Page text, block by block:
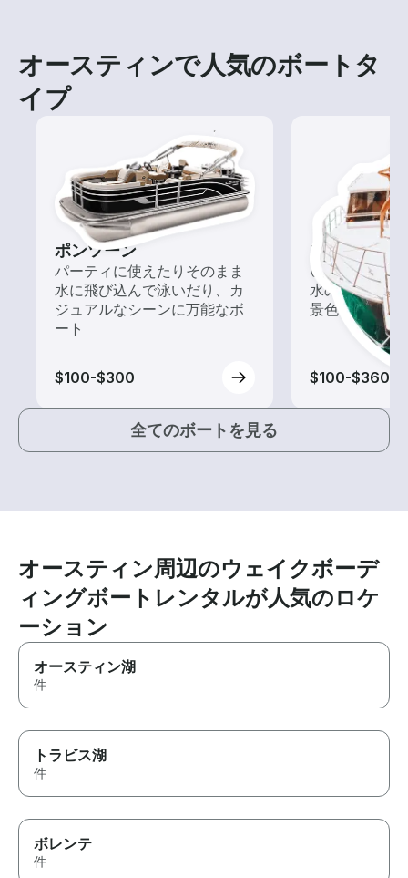
オースティンで人気のボートタ
イプ
ポンツーン
パーティに使えたりそのまま
水に飛び込んで泳いだり、カ
ジュアルなシーンに万能なボ
ート
$100-$300
ツアー
いろんな再発
水の上から眺
景色を楽しも
$100-$360
全てのボートを見る
オースティン周辺のウェイクボーデ
ィングボートレンタルが人気のロケ
ーション
オースティン湖
件
トラビス湖
件
ボレンテ
件